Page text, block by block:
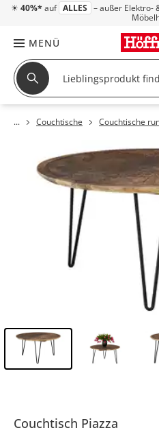
☀ 40%* auf ALLES – außer Elektro-
MENÜ
Couchtische Couchtische
Couchtisch Piazza